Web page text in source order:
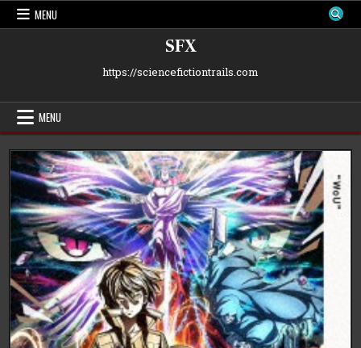
Skip
MENU
SFX
https://sciencefictiontrails.com
MENU